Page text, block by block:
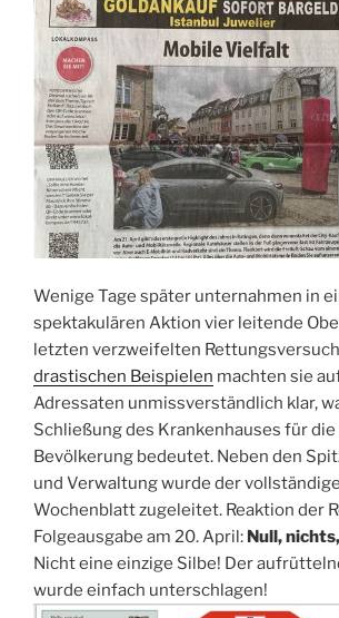
Wenige Tage später unternahmen in
spektakulären Aktion vier leitende
letzten verzweifelten
drastischen Beispielen machten sie
Adressaten unmissverständlich klar,
Schließung des Krankenhauses für
Bevölkerung bedeutet. Neben den
und Verwaltung wurde der
Wochenblatt zugeleitet. Reaktion der
Folgeausgabe am 20. April: Null,
Nicht eine einzige Silbe! Der
wurde einfach unterschlagen!